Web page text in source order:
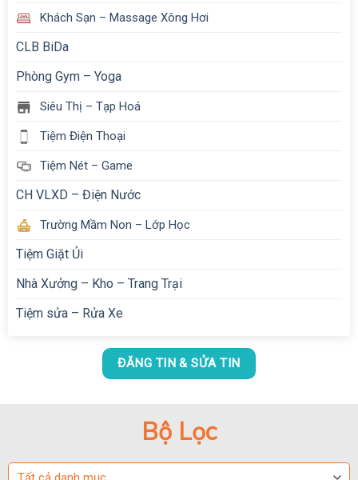
Khách Sạn – Massage Xông Hơi
CLB BiDa
Phòng Gym – Yoga
Siêu Thị – Tạp Hoá
Tiệm Điện Thoại
Tiệm Nét – Game
CH VLXD – Điện Nước
Trường Mầm Non – Lớp Học
Tiệm Giặt Ủi
Nhà Xưởng – Kho – Trang Trại
Tiệm sửa – Rửa Xe
ĐĂNG TIN & SỬA TIN
Bộ Lọc